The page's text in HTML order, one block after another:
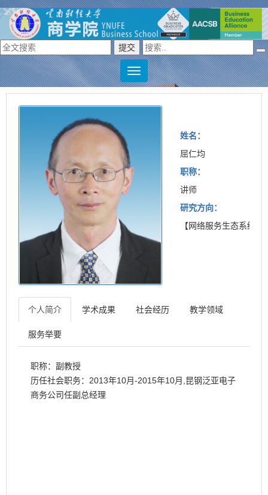
姓名：
屈仁均
职称：
讲师
研究方向：
【网络服务生态系统】
个人简介 学术成果 社会经历 教学领域
服务举要
职称：副教授
历任社会职务：2013年10月-2015年10月,昆钢泛亚电子
商务公司任副总经理